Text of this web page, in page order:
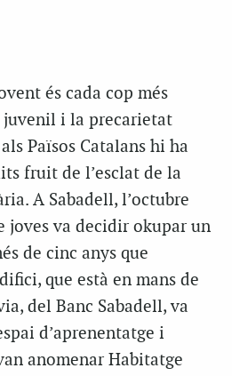
és cada cop més
i la precarietat
Països Catalans hi ha
fruit de l’esclat de la
A Sabadell, l’octubre
joves va decidir okupar un
de cinc anys que
que està en mans de
del Banc Sabadell, va
d’aprenentatge i
anomenar Habitatge